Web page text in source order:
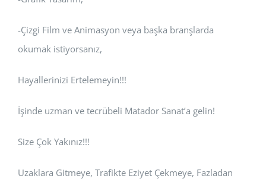
-Çizgi Film ve Animasyon veya başka branşlarda
okumak istiyorsanız,
Hayallerinizi Ertelemeyin!!!
İşinde uzman ve tecrübeli Matador Sanat’a gelin!
Size Çok Yakınız!!!
Uzaklara Gitmeye, Trafikte Eziyet Çekmeye, Fazladan